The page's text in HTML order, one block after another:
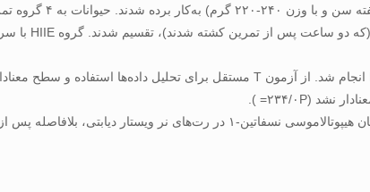
دیابتی، بلافاصله پس از تمرین می‌شود.